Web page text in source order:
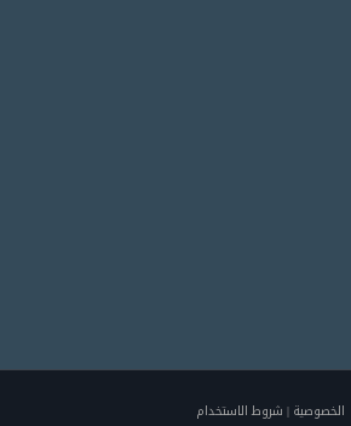
الخصوصية | شروط الاستخدام